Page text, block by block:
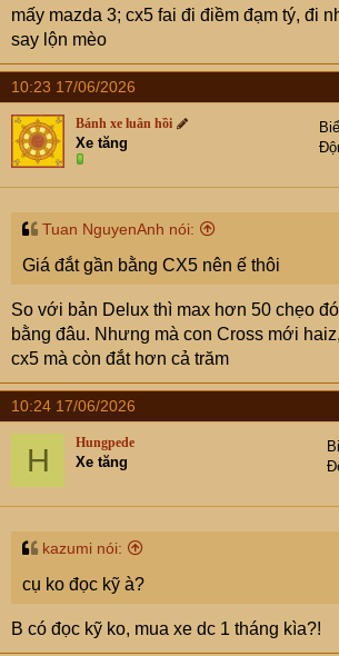
mấy mazda 3; cx5 fai đi điềm đạm tý, đi
say lộn mèo
10:23 17/06/2026
Bánh xe luân hồi
Xe tăng
Tuan NguyenAnh nói:
Giá đắt gần bằng CX5 nên ế thôi
So với bản Delux thì max hơn 50 chẹo
bằng đâu. Nhưng mà con Cross mới
cx5 mà còn đắt hơn cả trăm
10:24 17/06/2026
H Hungpede
Xe tăng
kazumi nói:
cụ ko đọc kỹ à?
B có đọc kỹ ko, mua xe dc 1 tháng kìa?!